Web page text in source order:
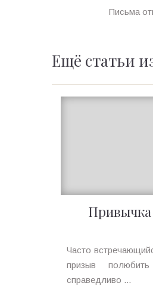
Письма
Ещё статьи
Привычка
Ирина
MagicTantra
22.05.2018
Часто
призыв
справедливо ...